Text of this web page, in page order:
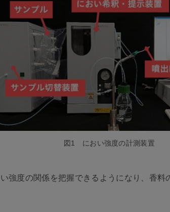
図1 におい強度の計測装置
強度の関係を把握できるようになり、香